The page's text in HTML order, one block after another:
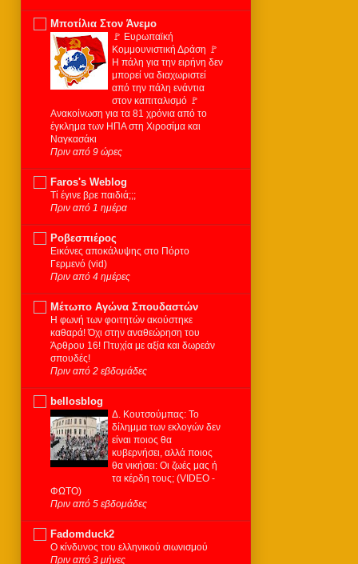
Μποτίλια Στον Άνεμο
🚩 Ευρωπαϊκή
Κομμουνιστική Δράση 🚩
Η πάλη για την ειρήνη δεν
μπορεί να διαχωριστεί
από την πάλη ενάντια
στον καπιταλισμό 🚩
Ανακοίνωση για τα 81 χρόνια από το
έγκλημα των ΗΠΑ στη Χιροσίμα και
Ναγκασάκι
Πριν από 9 ώρες
Faros's Weblog
Τί έγινε βρε παιδιά;;;
Πριν από 1 ημέρα
Ροβεσπιέρος
Εικόνες αποκάλυψης στο Πόρτο
Γερμενό (vid)
Πριν από 4 ημέρες
Μέτωπο Αγώνα Σπουδαστών
Η φωνή των φοιτητών ακούστηκε
καθαρά! Όχι στην αναθεώρηση του
Άρθρου 16! Πτυχία με αξία και δωρεάν
σπουδές!
Πριν από 2 εβδομάδες
bellosblog
Δ. Κουτσούμπας: Το
δίλημμα των εκλογών δεν
είναι ποιος θα
κυβερνήσει, αλλά ποιος
θα νικήσει: Οι ζωές μας ή
τα κέρδη τους; (VIDEO -
ΦΩΤΟ)
Πριν από 5 εβδομάδες
Fadomduck2
Ο κίνδυνος του ελληνικού σιωνισμού
Πριν από 3 μήνες